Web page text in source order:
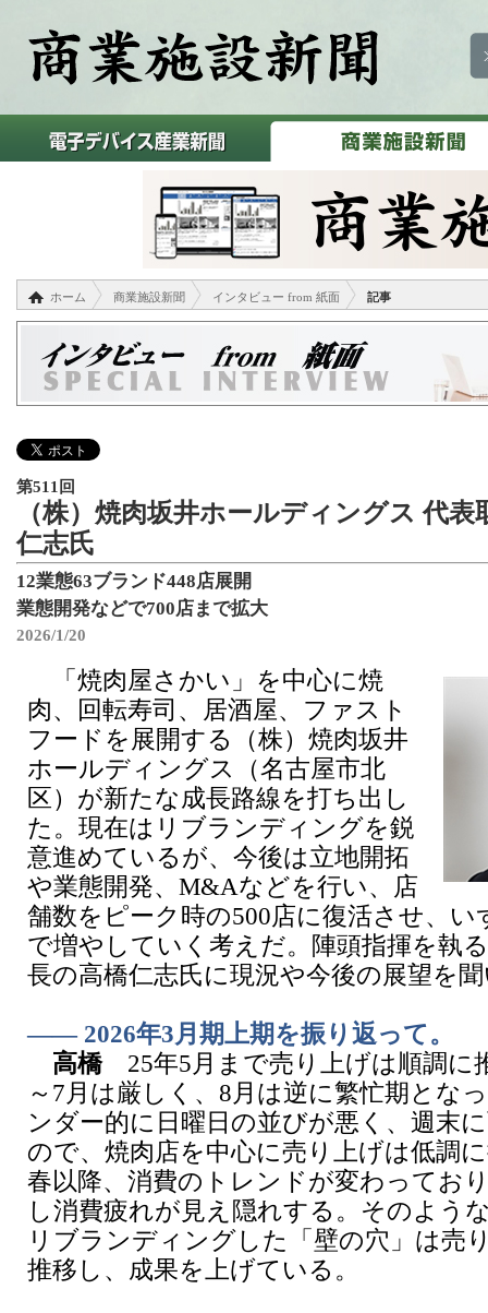
ホーム 商業施設新聞 インタビュー from 紙面 記事
第511回
（株）焼肉坂井ホールディングス 代表
仁志氏
12業態63ブランド448店展開
業態開発などで700店まで拡大
2026/1/20
「焼肉屋さかい」を中心に焼
肉、回転寿司、居酒屋、ファスト
フードを展開する（株）焼肉坂井
ホールディングス（名古屋市北
区）が新たな成長路線を打ち出し
た。現在はリブランディングを鋭
意進めているが、今後は立地開拓
や業態開発、M&Aなどを行い、店
舗数をピーク時の500店に復活させ、い
で増やしていく考えだ。陣頭指揮を執
長の高橋仁志氏に現況や今後の展望を
―― 2026年3月期上期を振り返って。
高橋25年5月まで売り上げは順調に
～7月は厳しく、8月は逆に繁忙期とな
ンダー的に日曜日の並びが悪く、週末
ので、焼肉店を中心に売り上げは低調
春以降、消費のトレンドが変わってお
し消費疲れが見え隠れする。そのよう
リブランディングした「壁の穴」は売
推移し、成果を上げている。